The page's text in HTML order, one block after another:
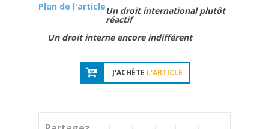
Plan de l'articleUn droit international plutôt
réactif
Un droit interne encore indifférent
J'ACHÈTE L'ARTICLE